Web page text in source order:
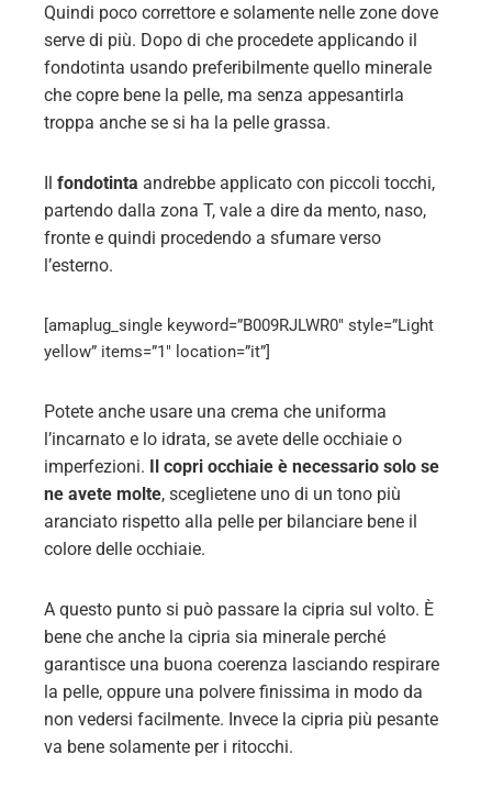
Quindi poco correttore e solamente nelle zone dove
serve di più. Dopo di che procedete applicando il
fondotinta usando preferibilmente quello minerale
che copre bene la pelle, ma senza appesantirla
troppa anche se si ha la pelle grassa.
Il fondotinta andrebbe applicato con piccoli tocchi,
partendo dalla zona T, vale a dire da mento, naso,
fronte e quindi procedendo a sfumare verso
l’esterno.
[amaplug_single keyword=”B009RJLWR0″ style=”Light
yellow” items=”1″ location=”it”]
Potete anche usare una crema che uniforma
l’incarnato e lo idrata, se avete delle occhiaie o
imperfezioni. Il copri occhiaie è necessario solo se
ne avete molte, sceglietene uno di un tono più
aranciato rispetto alla pelle per bilanciare bene il
colore delle occhiaie.
A questo punto si può passare la cipria sul volto. È
bene che anche la cipria sia minerale perché
garantisce una buona coerenza lasciando respirare
la pelle, oppure una polvere finissima in modo da
non vedersi facilmente. Invece la cipria più pesante
va bene solamente per i ritocchi.